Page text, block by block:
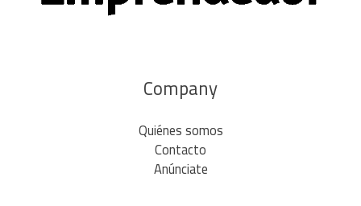
Company
Quiénes somos
Contacto
Anúnciate